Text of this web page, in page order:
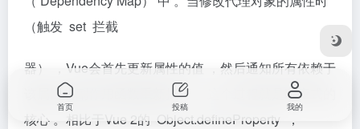
（触发 set 拦截
器） ，Vue会首先更新属性的值 ，然后通知所有依赖于
该属性的副作用函数重新执行 。这个过程就是响应式的
核心 。相比于Vue 2的 Object.deﬁneProperty ，
首页 投稿 我的